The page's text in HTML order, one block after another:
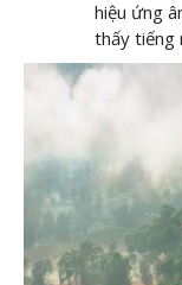
hiệu ứng
thấy tiếng